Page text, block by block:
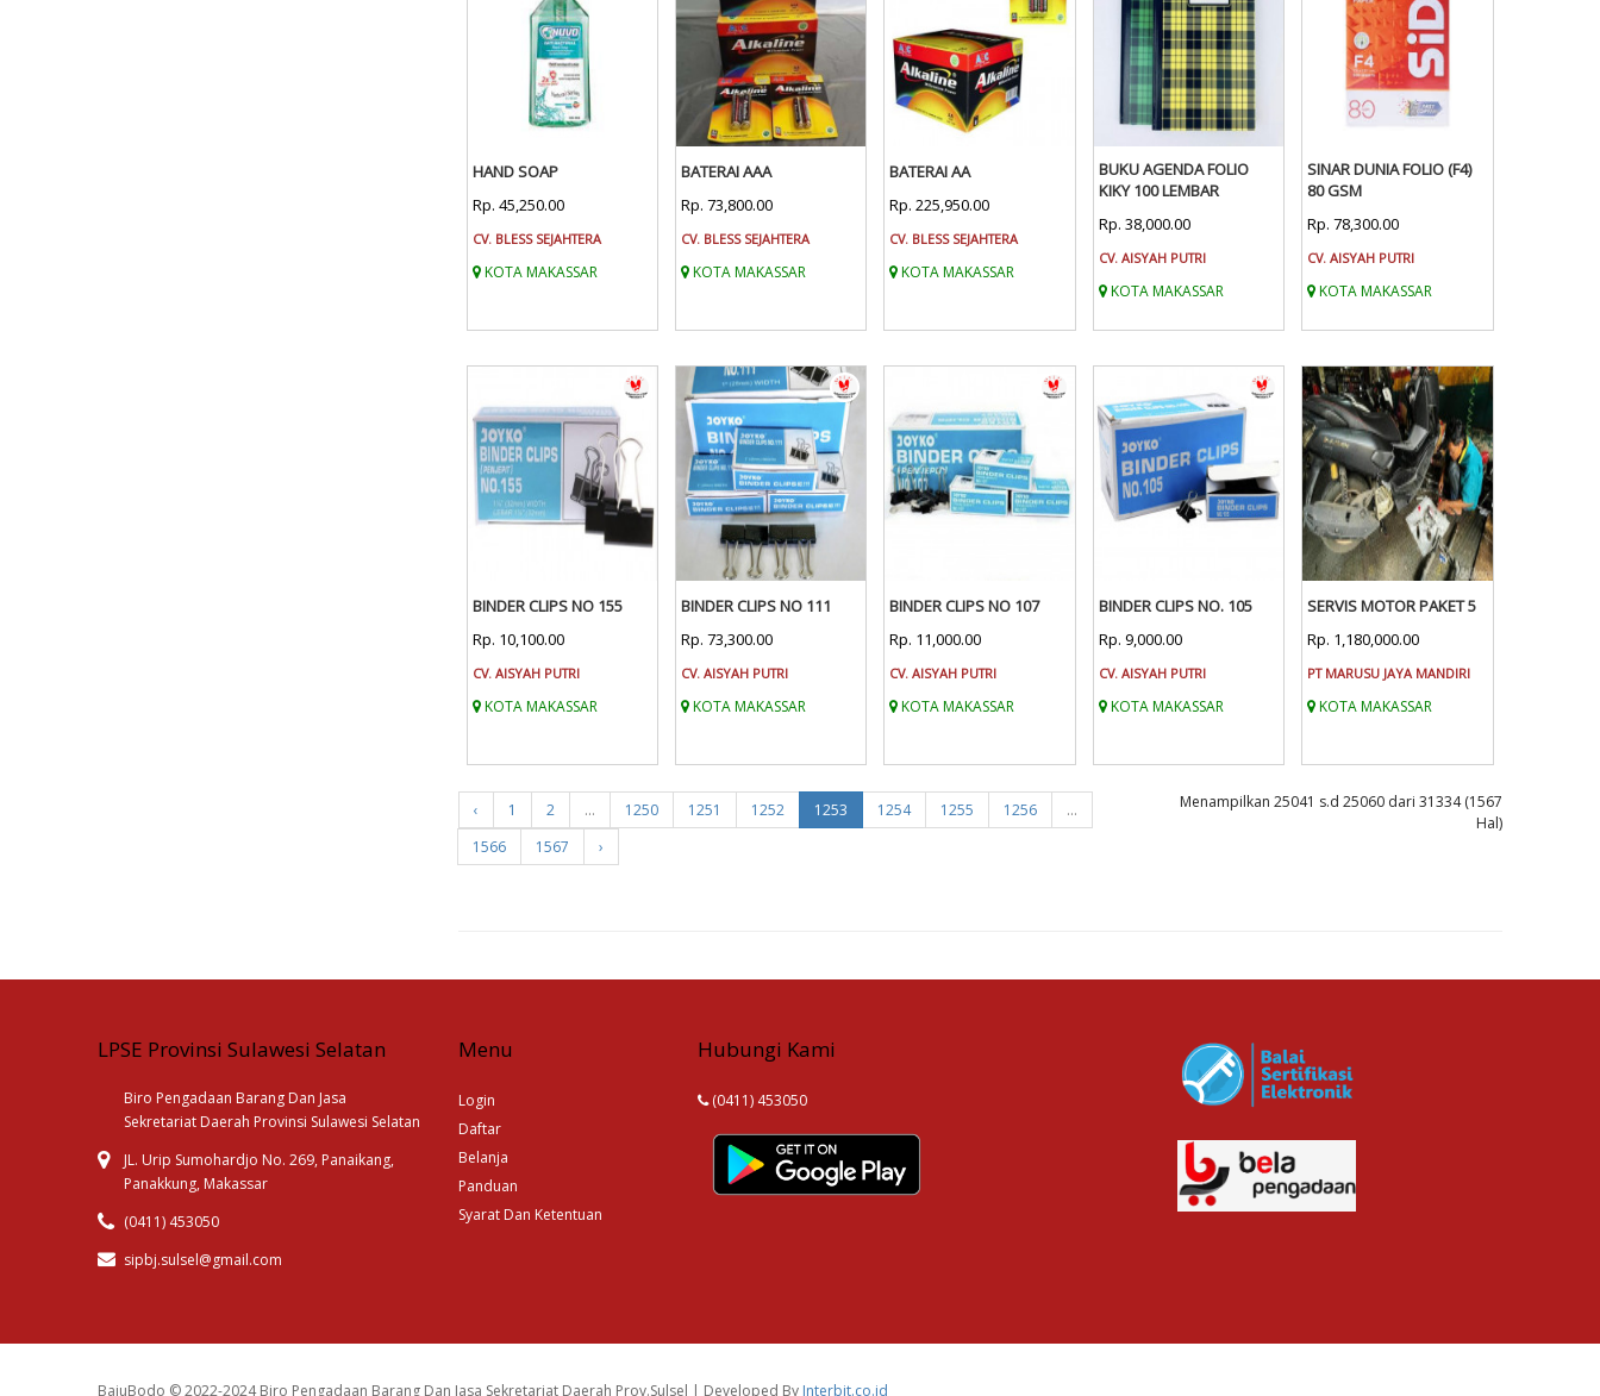
HAND SOAP
Rp. 45,250.00
CV. BLESS SEJAHTERA
KOTA MAKASSAR
BATERAI AAA
Rp. 73,800.00
CV. BLESS SEJAHTERA
KOTA MAKASSAR
BATERAI AA
Rp. 225,950.00
CV. BLESS SEJAHTERA
KOTA MAKASSAR
BUKU AGENDA FOLIO
KIKY 100 LEMBAR
Rp. 38,000.00
CV. AISYAH PUTRI
KOTA MAKASSAR
SINAR DUNIA FOLIO (F4)
80 GSM
Rp. 78,300.00
CV. AISYAH PUTRI
KOTA MAKASSAR
BINDER CLIPS NO 155
Rp. 10,100.00
CV. AISYAH PUTRI
KOTA MAKASSAR
BINDER CLIPS NO 111
Rp. 73,300.00
CV. AISYAH PUTRI
KOTA MAKASSAR
BINDER CLIPS NO 107
Rp. 11,000.00
CV. AISYAH PUTRI
KOTA MAKASSAR
BINDER CLIPS NO. 105
Rp. 9,000.00
CV. AISYAH PUTRI
KOTA MAKASSAR
SERVIS MOTOR PAKET 5
Rp. 1,180,000.00
PT MARUSU JAYA MANDIRI
KOTA MAKASSAR
‹ 1 2 ... 1250 1251 1252 1253 1254 1255 1256
...
1566
1567 ›
Menampilkan 25041 s.d 25060 dari 31334 (1567
Hal)
LPSE Provinsi Sulawesi Selatan
Biro Pengadaan Barang Dan Jasa
Sekretariat Daerah Provinsi Sulawesi Selatan
JL. Urip Sumohardjo No. 269, Panaikang,
Panakkung, Makassar
(0411) 453050
sipbj.sulsel@gmail.com
Menu
Login
Daftar
Belanja
Panduan
Syarat Dan Ketentuan
Hubungi Kami
(0411) 453050
BajuBodo © 2022-2024 Biro Pengadaan Barang Dan Jasa Sekretariat Daerah Prov.Sulsel | Developed By Interbit.co.id